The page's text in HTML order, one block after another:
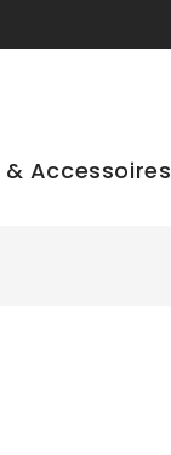
& Accessoires